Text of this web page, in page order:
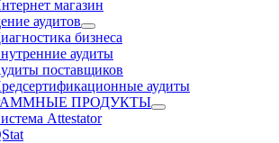
магазин
аудитов
бизнеса
аудиты
поставщиков
аудиты
ПРОДУКТЫ
Attestator